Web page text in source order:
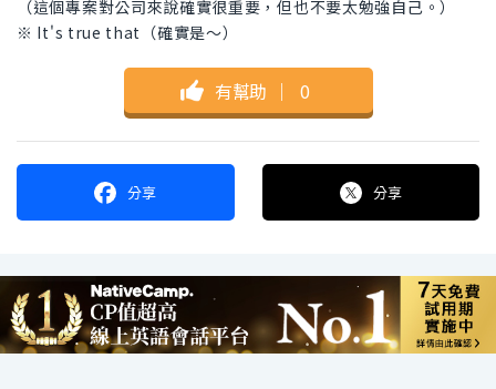
（這個專案對公司來說確實很重要，但也不要太勉強自己。）
※ It's true that（確實是～）
有幫助 ｜ 0
分享 分享